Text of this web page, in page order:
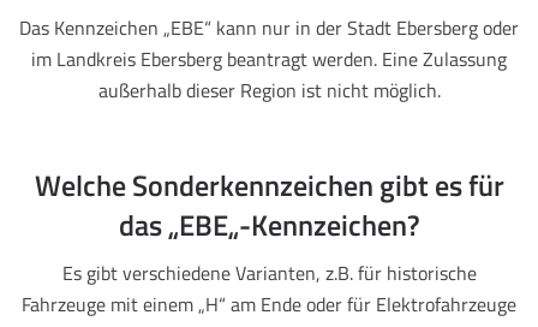
Das Kennzeichen „EBE“ kann nur in der Stadt Ebersberg oder
im Landkreis Ebersberg beantragt werden. Eine Zulassung
außerhalb dieser Region ist nicht möglich.
Welche Sonderkennzeichen gibt es für
das „EBE„-Kennzeichen?
Es gibt verschiedene Varianten, z.B. für historische
Fahrzeuge mit einem „H“ am Ende oder für Elektrofahrzeuge